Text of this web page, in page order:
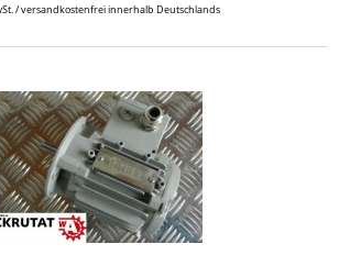
/ versandkostenfrei innerhalb Deutschlands